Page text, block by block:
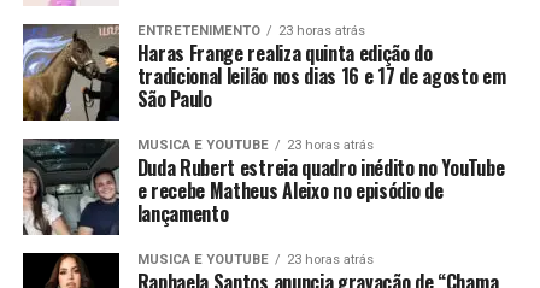
ENTRETENIMENTO 23 horas atrás
Haras Frange realiza quinta edição do
tradicional leilão nos dias 16 e 17 de agosto em
São Paulo
MUSICA E YOUTUBE 23 horas atrás
Duda Rubert estreia quadro inédito no YouTube
e recebe Matheus Aleixo no episódio de
lançamento
MUSICA E YOUTUBE 23 horas atrás
Raphaela Santos anuncia gravação de “Chama